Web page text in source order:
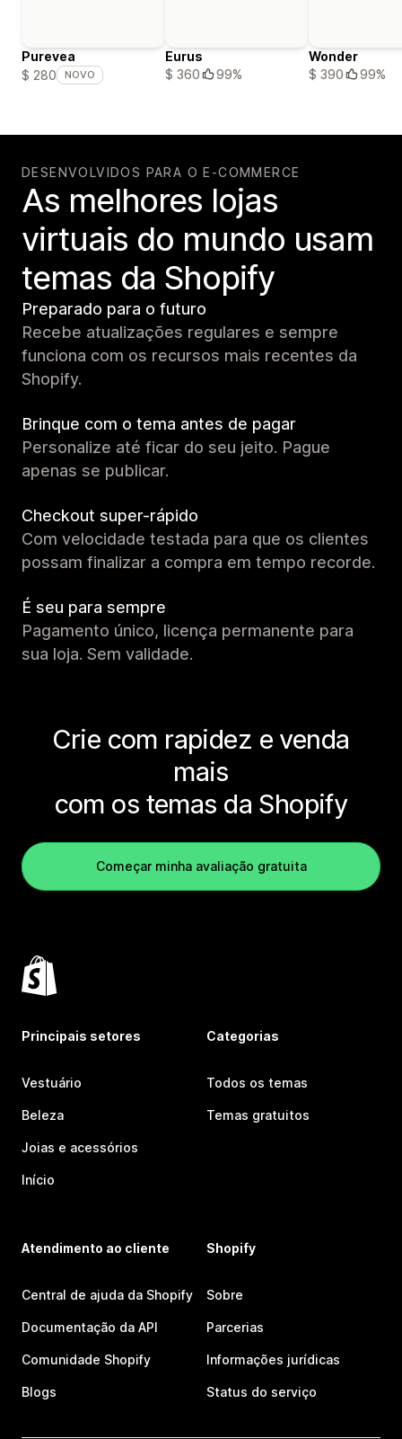
Purevea
$ 280
NOVO
Eurus
$ 360
99%
Wonder
$ 390
99%
DESENVOLVIDOS PARA O E-COMMERCE
As melhores lojas
virtuais do mundo usam
temas da Shopify
Preparado para o futuro
Recebe atualizações regulares e sempre
funciona com os recursos mais recentes da
Shopify.
Brinque com o tema antes de pagar
Personalize até ficar do seu jeito. Pague
apenas se publicar.
Checkout super-rápido
Com velocidade testada para que os clientes
possam finalizar a compra em tempo recorde.
É seu para sempre
Pagamento único, licença permanente para
sua loja. Sem validade.
Crie com rapidez e venda
mais
com os temas da Shopify
Começar minha avaliação gratuita
Principais setores
Vestuário
Beleza
Joias e acessórios
Início
Categorias
Todos os temas
Temas gratuitos
Atendimento ao cliente
Central de ajuda da Shopify
Documentação da API
Comunidade Shopify
Blogs
Shopify
Sobre
Parcerias
Informações jurídicas
Status do serviço